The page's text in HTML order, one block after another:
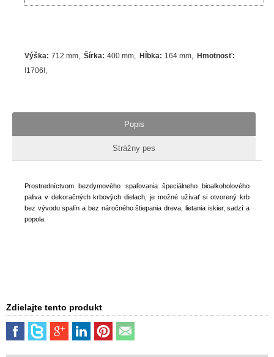
Výška: 712 mm Šírka: 400 mm Hĺbka: 164 mm Hmotnosť:
!1706!
Popis
Strážny pes
Prostredníctvom bezdymového spaľovania špeciálneho bioalkoholového
paliva v dekoračných krbových dielach, je možné užívať si otvorený krb
bez vývodu spalín a bez náročného štiepania dreva, lietania iskier, sadzí a
popola.
Zdielajte tento produkt